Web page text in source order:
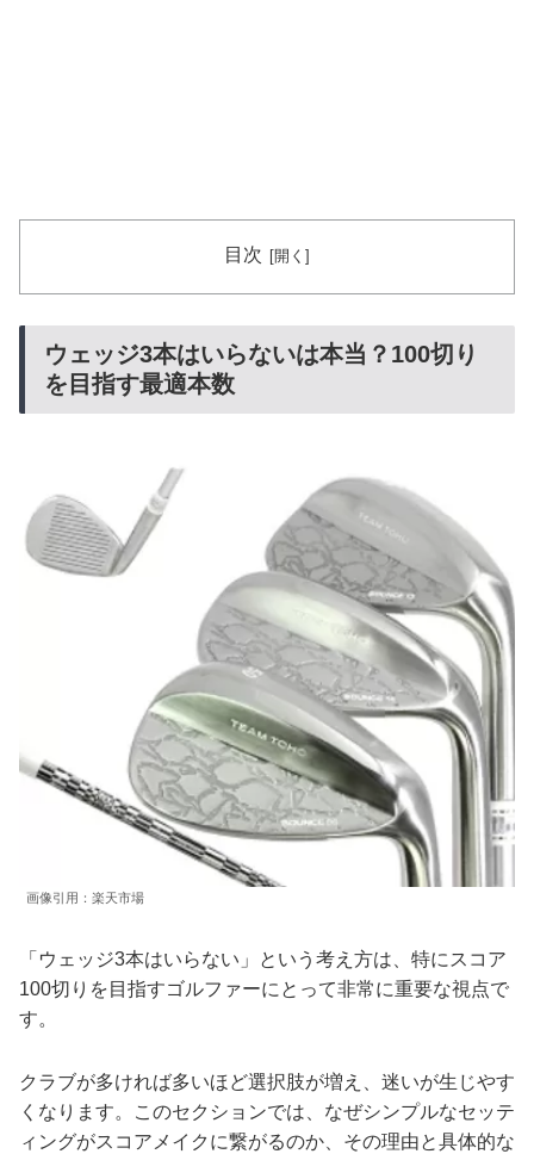
目次
ウェッジ3本はいらないは本当？100切り
を目指す最適本数
画像引用：楽天市場
「ウェッジ3本はいらない」という考え方は、特にスコア
100切りを目指すゴルファーにとって非常に重要な視点で
す。
クラブが多ければ多いほど選択肢が増え、迷いが生じやす
くなります。このセクションでは、なぜシンプルなセッテ
ィングがスコアメイクに繋がるのか、その理由と具体的な